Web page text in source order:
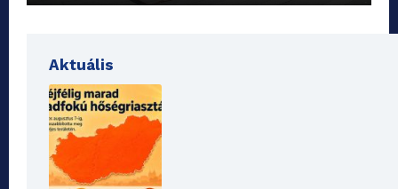
Aktuális